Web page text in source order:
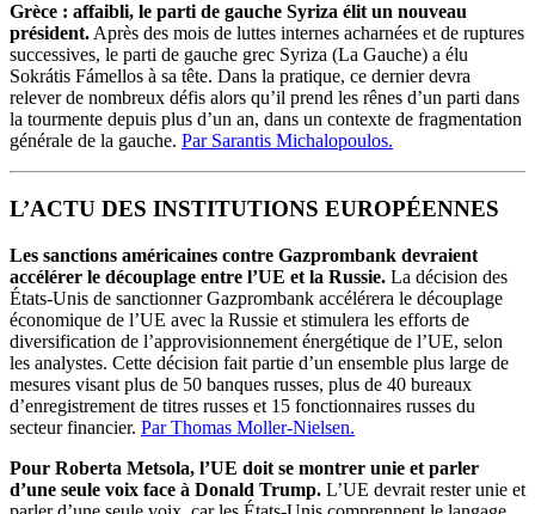
Grèce : affaibli, le parti de gauche Syriza élit un nouveau
président. Après des mois de luttes internes acharnées et de ruptures
successives, le parti de gauche grec Syriza (La Gauche) a élu
Sokrátis Fámellos à sa tête. Dans la pratique, ce dernier devra
relever de nombreux défis alors qu’il prend les rênes d’un parti dans
la tourmente depuis plus d’un an, dans un contexte de fragmentation
générale de la gauche. Par Sarantis Michalopoulos.
L’ACTU DES INSTITUTIONS EUROPÉENNES
Les sanctions américaines contre Gazprombank devraient
accélérer le découplage entre l’UE et la Russie. La décision des
États-Unis de sanctionner Gazprombank accélérera le découplage
économique de l’UE avec la Russie et stimulera les efforts de
diversification de l’approvisionnement énergétique de l’UE, selon
les analystes. Cette décision fait partie d’un ensemble plus large de
mesures visant plus de 50 banques russes, plus de 40 bureaux
d’enregistrement de titres russes et 15 fonctionnaires russes du
secteur financier. Par Thomas Moller-Nielsen.
Pour Roberta Metsola, l’UE doit se montrer unie et parler
d’une seule voix face à Donald Trump. L’UE devrait rester unie et